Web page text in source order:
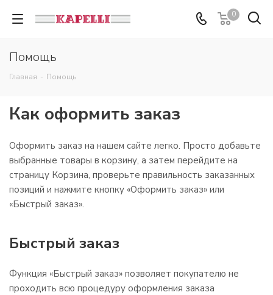
0
Помощь
Главная - Помощь
Как оформить заказ
Оформить заказ на нашем сайте легко. Просто добавьте
выбранные товары в корзину, а затем перейдите на
страницу Корзина, проверьте правильность заказанных
позиций и нажмите кнопку «Оформить заказ» или
«Быстрый заказ».
Быстрый заказ
Функция «Быстрый заказ» позволяет покупателю не
проходить всю процедуру оформления заказа